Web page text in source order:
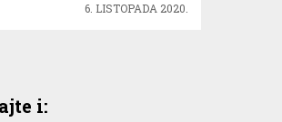
6. LISTOPADA 2020.
i: